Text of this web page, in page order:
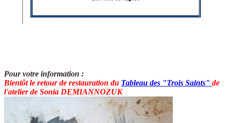
Pour votre information :
Bientôt le retour de restauration du Tableau des "Trois Saints" de
l'atelier de Sonia DEMIANNOZUK